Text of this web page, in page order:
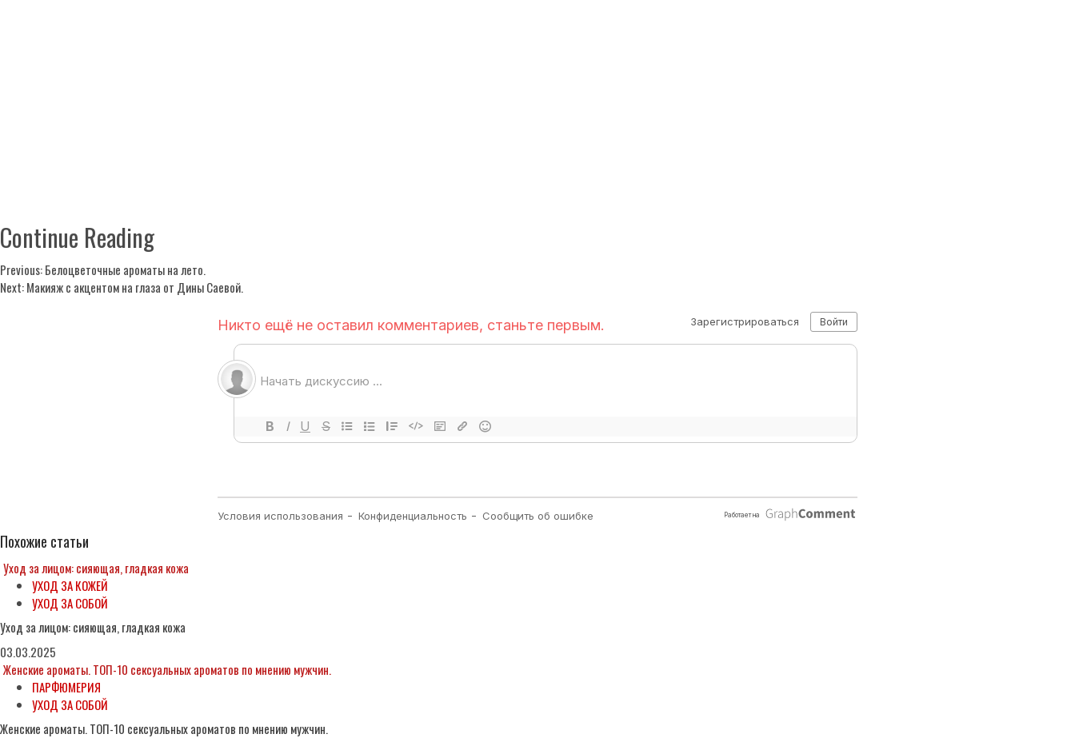
Continue Reading
Previous:Белоцветочные ароматы на лето.
Next:Макияж с акцентом на глаза от Дины Саевой.
Похожие статьи
Уход за лицом: сияющая, гладкая кожа
УХОД ЗА КОЖЕЙ
УХОД ЗА СОБОЙ
Уход за лицом: сияющая, гладкая кожа
03.03.2025
Женские ароматы. ТОП-10 сексуальных ароматов по мнению мужчин.
ПАРФЮМЕРИЯ
УХОД ЗА СОБОЙ
Женские ароматы. ТОП-10 сексуальных ароматов по мнению мужчин.